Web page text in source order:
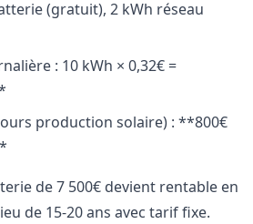
(gratuit), 2 kWh réseau
: 10 kWh × 0,32€ =
production solaire) : **800€
de 7 500€ devient rentable en
de 15-20 ans avec tarif fixe.